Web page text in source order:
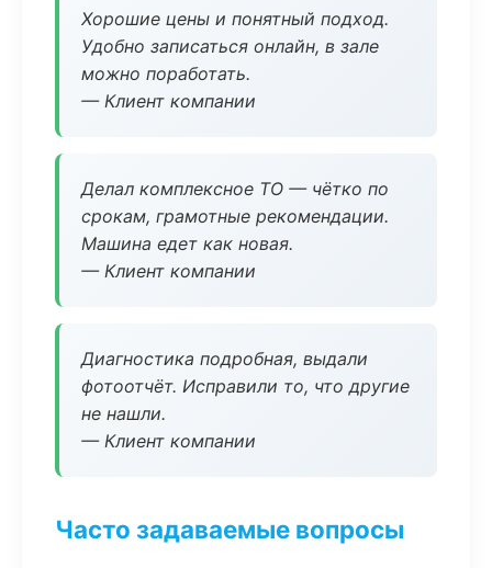
Хорошие цены и понятный подход.
Удобно записаться онлайн, в зале
можно поработать.
— Клиент компании
Делал комплексное ТО — чётко по
срокам, грамотные рекомендации.
Машина едет как новая.
— Клиент компании
Диагностика подробная, выдали
фотоотчёт. Исправили то, что другие
не нашли.
— Клиент компании
Часто задаваемые вопросы